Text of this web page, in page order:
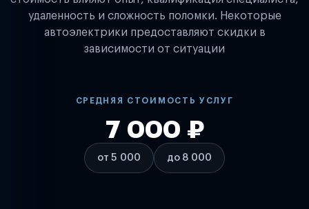
удаленность и сложность поломки. Некоторые
автоэлектрики предоставляют скидки в
зависимости от ситуации
СРЕДНЯЯ СТОИМОСТЬ УСЛУГ
от 5 000
7 000 ₽
до 8 000